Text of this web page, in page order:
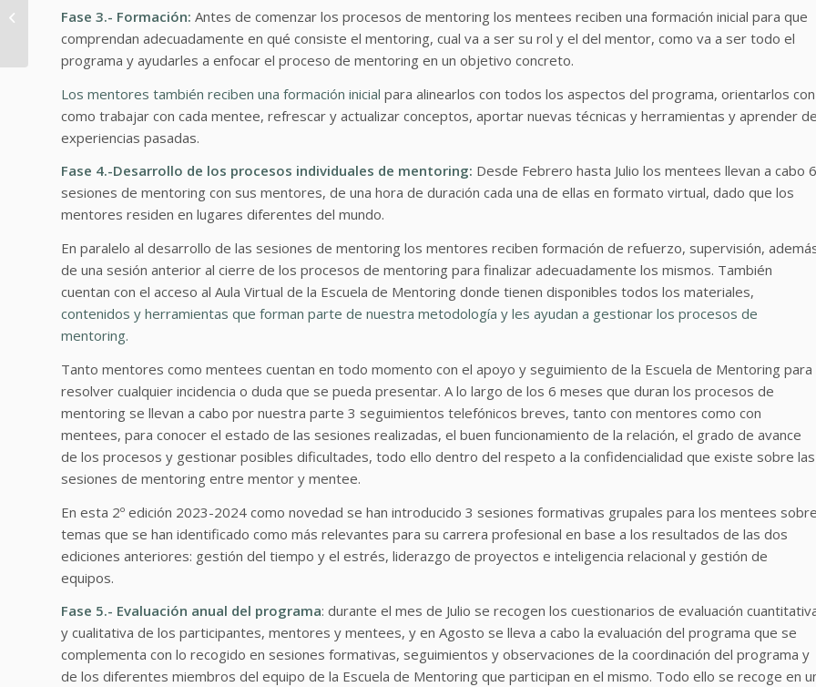
Fase 3.- Formación: Antes de comenzar los procesos de mentoring los mentees reciben una formación inicial para que
comprendan adecuadamente en qué consiste el mentoring, cual va a ser su rol y el del mentor, como va a ser todo el
programa y ayudarles a enfocar el proceso de mentoring en un objetivo concreto.
Los mentores también reciben una formación inicial para alinearlos con todos los aspectos del programa, orientarlos con
como trabajar con cada mentee, refrescar y actualizar conceptos, aportar nuevas técnicas y herramientas y aprender
experiencias pasadas.
Fase 4.-Desarrollo de los procesos individuales de mentoring: Desde Febrero hasta Julio los mentees llevan a cabo 6
sesiones de mentoring con sus mentores, de una hora de duración cada una de ellas en formato virtual, dado que los
mentores residen en lugares diferentes del mundo.
En paralelo al desarrollo de las sesiones de mentoring los mentores reciben formación de refuerzo, supervisión,
de una sesión anterior al cierre de los procesos de mentoring para finalizar adecuadamente los mismos. También
cuentan con el acceso al Aula Virtual de la Escuela de Mentoring donde tienen disponibles todos los materiales,
contenidos y herramientas que forman parte de nuestra metodología y les ayudan a gestionar los procesos de
mentoring.
Tanto mentores como mentees cuentan en todo momento con el apoyo y seguimiento de la Escuela de Mentoring para
resolver cualquier incidencia o duda que se pueda presentar. A lo largo de los 6 meses que duran los procesos de
mentoring se llevan a cabo por nuestra parte 3 seguimientos telefónicos breves, tanto con mentores como con
mentees, para conocer el estado de las sesiones realizadas, el buen funcionamiento de la relación, el grado de avance
de los procesos y gestionar posibles dificultades, todo ello dentro del respeto a la confidencialidad que existe sobre las
sesiones de mentoring entre mentor y mentee.
En esta 2º edición 2023-2024 como novedad se han introducido 3 sesiones formativas grupales para los mentees
temas que se han identificado como más relevantes para su carrera profesional en base a los resultados de las dos
ediciones anteriores: gestión del tiempo y el estrés, liderazgo de proyectos e inteligencia relacional y gestión de
equipos.
Fase 5.- Evaluación anual del programa: durante el mes de Julio se recogen los cuestionarios de evaluación
y cualitativa de los participantes, mentores y mentees, y en Agosto se lleva a cabo la evaluación del programa que se
complementa con lo recogido en sesiones formativas, seguimientos y observaciones de la coordinación del programa y
de los diferentes miembros del equipo de la Escuela de Mentoring que participan en el mismo. Todo ello se recoge en
Colaboración con la
Iberoamericana de
Formación y ...